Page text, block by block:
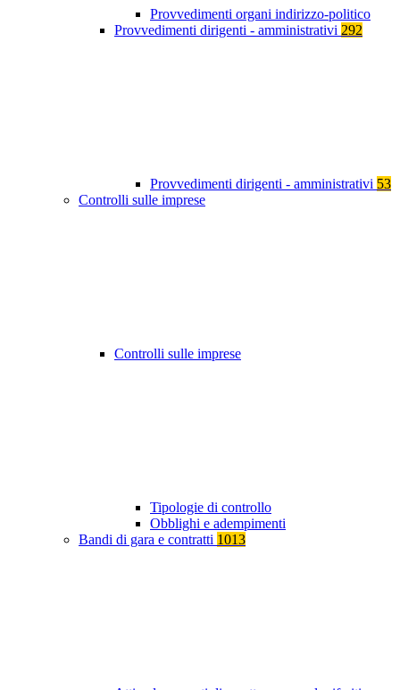
Provvedimenti organi indirizzo-politico
Provvedimenti dirigenti - amministrativi 292
Provvedimenti dirigenti - amministrativi 53
Controlli sulle imprese
Controlli sulle imprese
Tipologie di controllo
Obblighi e adempimenti
Bandi di gara e contratti 1013